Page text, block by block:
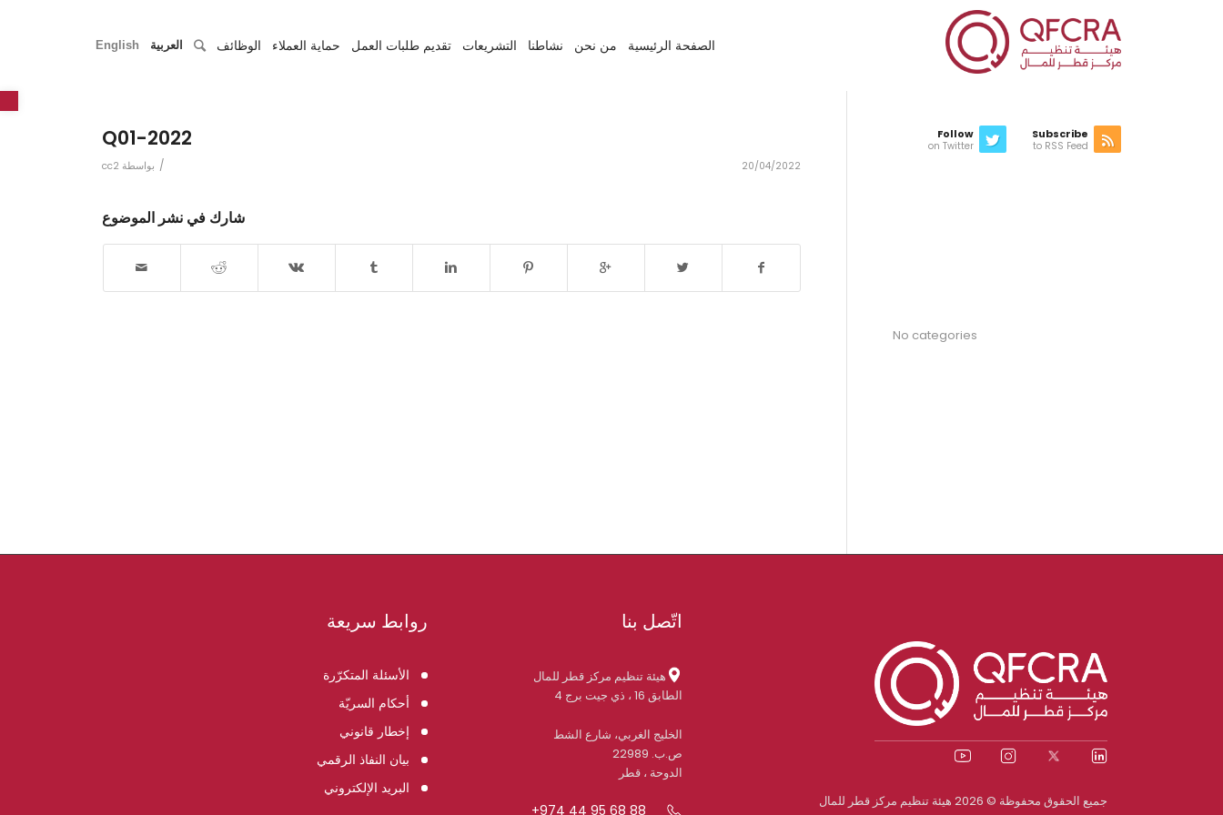
الصفحة الرئيسية من نحن نشاطنا التشريعات تقديم طلبات العمل حماية العملاء الوظائف العربية English
2022-Q01
20/04/2022
/ بواسطة cc2
شارك في نشر الموضوع
Follow
on Twitter
Subscribe
to RSS Feed
No categories
جميع الحقوق محفوظة © 2026 هيئة تنظيم مركز قطر للمال
اتّصل بنا
هيئة تنظيم مركز قطر للمال
الطابق 16 ، ذي جيت برج 4
الخليج الغربي، شارع الشط
ص.ب. 22989
الدوحة ، قطر
+974 44 95 68 88
روابط سريعة
الأسئلة المتكرّرة
أحكام السريّة
إخطار قانوني
بيان النفاذ الرقمي
البريد الإلكتروني